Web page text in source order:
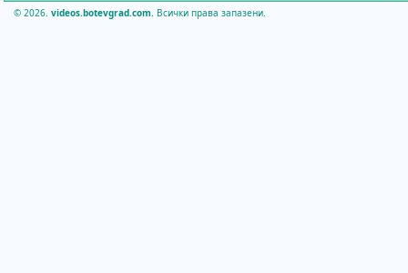
© 2026. videos.botevgrad.com. Всички права запазени.